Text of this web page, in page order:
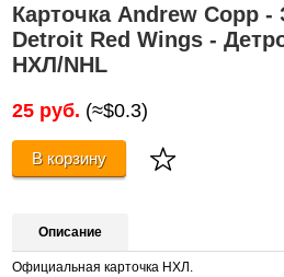
Карточка Andrew Copp
Detroit Red Wings -
НХЛ/NHL
25 руб. (≈$0.3)
В корзину
Описание
Официальная карточка НХЛ.